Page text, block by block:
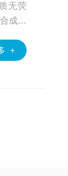
无荧
成等
+